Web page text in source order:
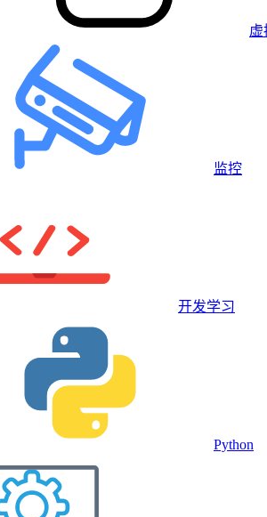
虚
监控
开发学习
Python